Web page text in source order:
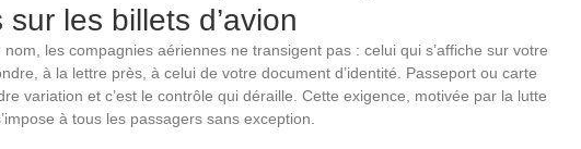
les billets d’avion
les compagnies aériennes ne transigent pas : celui qui s’affiche sur votre
à la lettre près, à celui de votre document d’identité. Passeport ou carte
variation et c’est le contrôle qui déraille. Cette exigence, motivée par la lutte
à tous les passagers sans exception.